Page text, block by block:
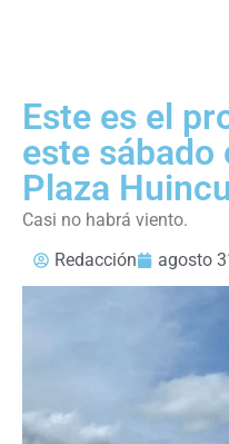
Este es el
este sábado
Plaza
Casi no habrá viento.
Redacción
agosto